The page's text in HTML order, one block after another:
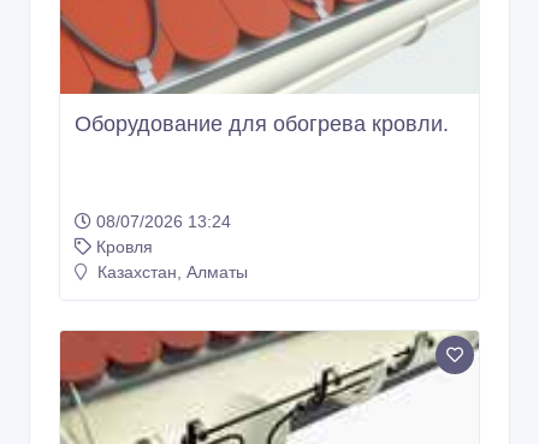
Оборудование для обогрева кровли.
08/07/2026 13:24
Кровля
Казахстан, Алматы